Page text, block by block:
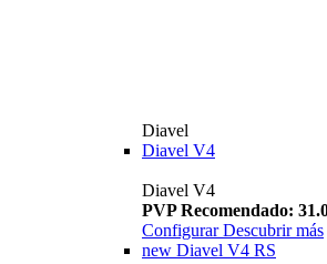
Diavel
Diavel V4
Diavel V4
PVP Recomendado:
Configurar Descubrir más
new Diavel V4 RS